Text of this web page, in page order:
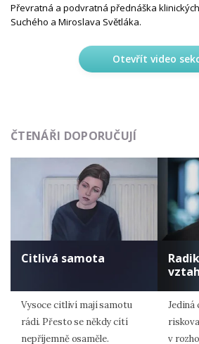
Převratná a podvratná přednáška
Suchého a Miroslava Světláka.
Otevřít video
ČTENÁŘI DOPORUČUJÍ
Citlivá samota
Vysoce citliví mají samotu
rádi. Přesto se někdy cítí
nepříjemně osaměle.
Jediná
v